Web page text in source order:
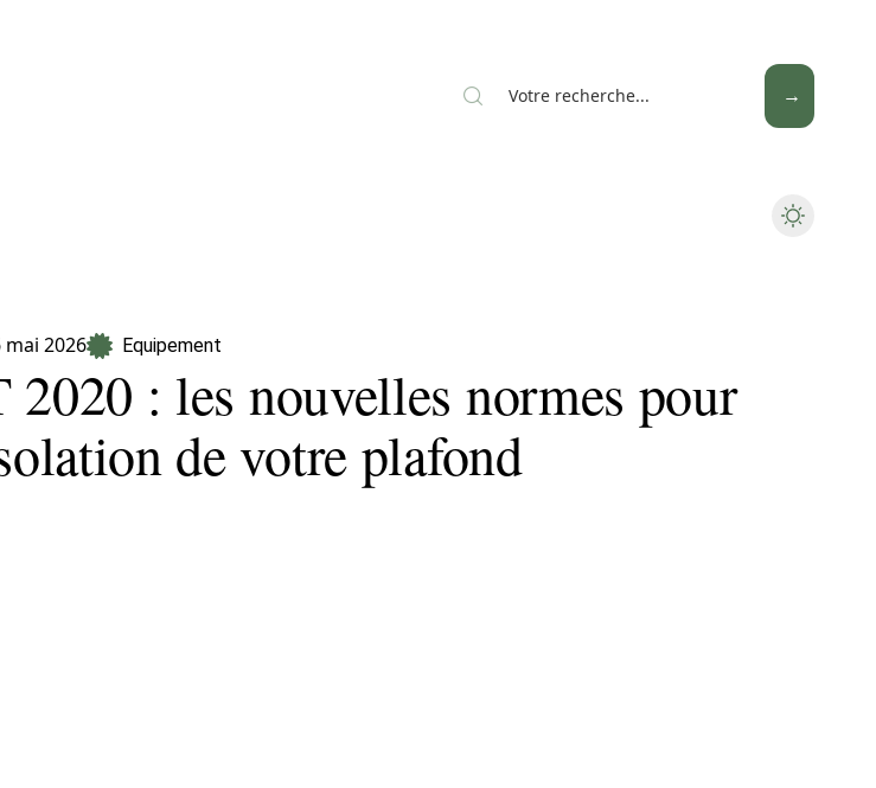
mai 2026 Equipement
2020 : les nouvelles normes pour
de votre plafond